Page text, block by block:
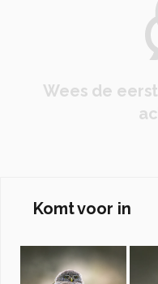
Wees de
Komt voor in